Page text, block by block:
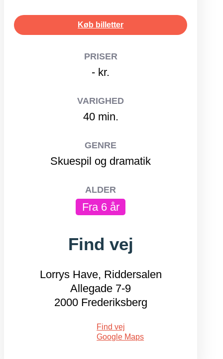
Køb billetter
PRISER
- kr.
VARIGHED
40 min.
GENRE
Skuespil og dramatik
ALDER
Fra 6 år
Find vej
Lorrys Have, Riddersalen
Allegade 7-9
2000 Frederiksberg
Find vej
Google Maps